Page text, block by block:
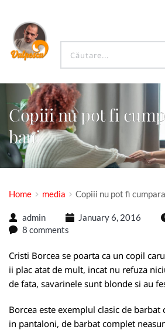
Copiii nu pot fi
bani
Home media Copiii nu pot fi
admin January 6, 2016
8 comments
Cristi Borcea se poarta ca un copil
ii plac atat de mult, incat nu refuza
de fata, savarinele sunt blonde si au
Borcea este exemplul clasic de barbat
in pantaloni, de barbat complet